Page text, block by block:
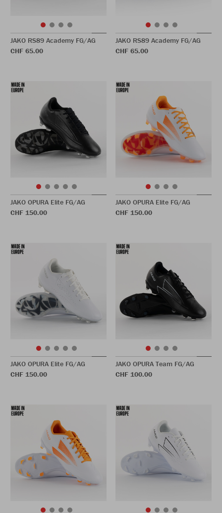
JAKO RS89 Academy FG/AG
CHF 65.00
JAKO RS89 Academy FG/AG
CHF 65.00
JAKO OPURA Elite FG/AG
CHF 150.00
JAKO OPURA Elite FG/AG
CHF 150.00
JAKO OPURA Elite FG/AG
CHF 150.00
JAKO OPURA Team FG/AG
CHF 100.00